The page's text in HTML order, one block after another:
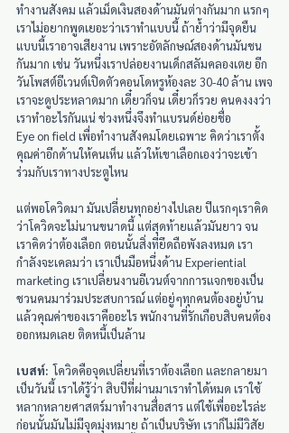
ทำงานสังคม แล้วเม็ดเงินสองด้านมันต่างกันมาก แรกๆ
เราไม่อยากพูดเยอะว่าเราทำแบบนี้ ถ้าย้ำว่ามีจุดยืน
แบบนี้เราอาจเสียงาน เพราะอัตลักษณ์สองด้านมันชน
กันมาก เช่น วันหนึ่งเราปล่อยงานเด็กสลัมคลองเตย อีก
วันโพสต์อีเวนต์เปิดตัวคอนโดหรูห้องละ 30-40 ล้าน เพจ
เราจะดูประหลาดมาก เดี๋ยวก็จน เดี๋ยวก็รวย คนคงงงว่า
เราทำอะไรกันแน่ ช่วงหนึ่งจึงทำแบรนด์ย่อยชื่อ
Eye on field เพื่อทำงานสังคมโดยเฉพาะ คิดว่าเราตั้ง
คุณค่าอีกด้านให้คนเห็น แล้วให้เขาเลือกเองว่าจะเข้า
ร่วมกับเราทางประตูไหน
แต่พอโควิดมา มันเปลี่ยนทุกอย่างไปเลย ปีแรกๆเราคิด
ว่าโควิดจะไม่นานขนาดนี้ แต่สุดท้ายแล้วมันยาว จน
เราคิดว่าต้องเลือก ตอนนั้นสิ่งที่ยึดถือพังลงหมด เรา
กำลังจะเคลมว่า เราเป็นมือหนึ่งด้าน Experiential
marketing เราเปลี่ยนงานอีเวนต์จากการแจกของเป็น
ชวนคนมาร่วมประสบการณ์ แต่อยู่ๆทุกคนต้องอยู่บ้าน
แล้วคุณค่าของเราคืออะไร พนักงานที่รักเกือบสิบคนต้อง
ออกหมดเลย ติดหนี้เป็นล้าน
เบสท์: โควิดคือจุดเปลี่ยนที่เราต้องเลือก และกลายมา
เป็นวันนี้ เราได้รู้ว่า สิบปีที่ผ่านมาเราทำได้หมด เราใช้
หลากหลายศาสตร์มาทำงานสื่อสาร แต่ใช้เพื่ออะไรล่ะ
ก่อนนั้นมันไม่มีจุดมุ่งหมาย ถ้าเป็นบริษัท เราก็ไม่มีวิสัย